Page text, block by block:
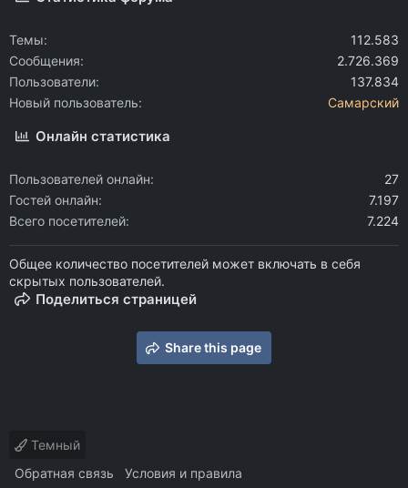
Темы
112.583
Сообщения
2.726.369
Пользователи
137.834
Новый пользователь
Самарский
Онлайн статистика
Пользователей онлайн
27
Гостей онлайн
7.197
Всего посетителей
7.224
Общее количество посетителей может включать в себя
скрытых пользователей.
Поделиться страницей
Share this page
Темный
Обратная связь
Условия и правила